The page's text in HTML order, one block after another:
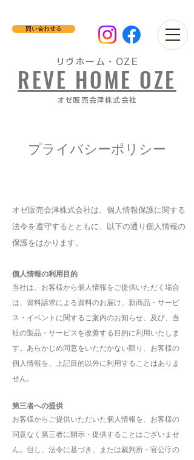
問い合わせる
リヴホーム・OZE
REVE HOME OZE
​オゼ販売会津株式会社
プライバシーポリシー
オゼ販売会津株式会社は、個人情報保護に関する
法令を遵守するとともに、以下の通り個人情報の
保護をはかります。
個人情報の利用目的
当社は、お客様から個人情報をご提供いただく場合
は、資料請求による資料のお届け、新商品・サービ
ス・イベントに関するご案内のお知らせ、及び、当
社の製品・サービスを改善する目的に利用いたしま
す。あらかじめ同意をいただかない限り、お客様の
個人情報を、上記目的以外に利用することはありま
せん。
第三者への提供
お客様からご提供いただいた個人情報を、お客様の
同意なく第三者に開示・提供することはございませ
ん。但し、法令に基づき、または裁判所・官公庁の